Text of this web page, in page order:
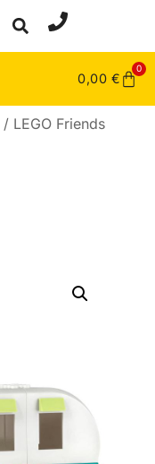
0,00 €
0
/ LEGO Friends